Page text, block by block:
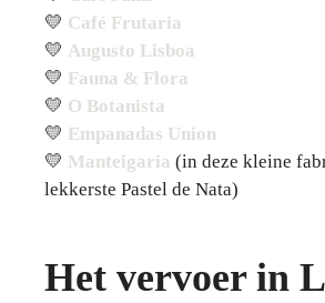
💛 Café Frutaria
💛 Augusto Lisboa
💛 Fauna & Flora
💛 O Botanista
💛 Empanadas Union
💛 Manteigaria (in deze kleine
lekkerste Pastel de Nata)
Het vervoer in